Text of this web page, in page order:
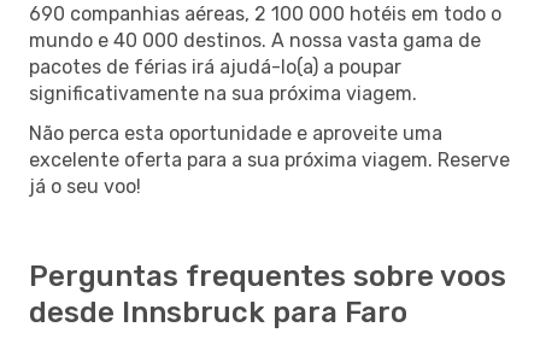
690 companhias aéreas, 2 100 000 hotéis em todo o
mundo e 40 000 destinos. A nossa vasta gama de
pacotes de férias irá ajudá-lo(a) a poupar
significativamente na sua próxima viagem.
Não perca esta oportunidade e aproveite uma
excelente oferta para a sua próxima viagem. Reserve
já o seu voo!
Perguntas frequentes sobre voos
desde Innsbruck para Faro